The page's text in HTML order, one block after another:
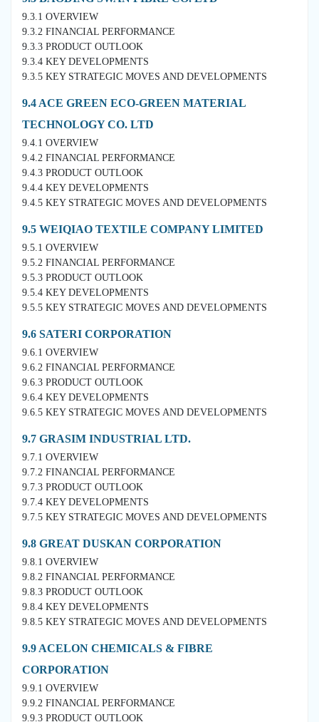
9.3.1 OVERVIEW
9.3.2 FINANCIAL PERFORMANCE
9.3.3 PRODUCT OUTLOOK
9.3.4 KEY DEVELOPMENTS
9.3.5 KEY STRATEGIC MOVES AND DEVELOPMENTS
9.4 ACE GREEN ECO-GREEN MATERIAL
TECHNOLOGY CO. LTD
9.4.1 OVERVIEW
9.4.2 FINANCIAL PERFORMANCE
9.4.3 PRODUCT OUTLOOK
9.4.4 KEY DEVELOPMENTS
9.4.5 KEY STRATEGIC MOVES AND DEVELOPMENTS
9.5 WEIQIAO TEXTILE COMPANY LIMITED
9.5.1 OVERVIEW
9.5.2 FINANCIAL PERFORMANCE
9.5.3 PRODUCT OUTLOOK
9.5.4 KEY DEVELOPMENTS
9.5.5 KEY STRATEGIC MOVES AND DEVELOPMENTS
9.6 SATERI CORPORATION
9.6.1 OVERVIEW
9.6.2 FINANCIAL PERFORMANCE
9.6.3 PRODUCT OUTLOOK
9.6.4 KEY DEVELOPMENTS
9.6.5 KEY STRATEGIC MOVES AND DEVELOPMENTS
9.7 GRASIM INDUSTRIAL LTD.
9.7.1 OVERVIEW
9.7.2 FINANCIAL PERFORMANCE
9.7.3 PRODUCT OUTLOOK
9.7.4 KEY DEVELOPMENTS
9.7.5 KEY STRATEGIC MOVES AND DEVELOPMENTS
9.8 GREAT DUSKAN CORPORATION
9.8.1 OVERVIEW
9.8.2 FINANCIAL PERFORMANCE
9.8.3 PRODUCT OUTLOOK
9.8.4 KEY DEVELOPMENTS
9.8.5 KEY STRATEGIC MOVES AND DEVELOPMENTS
9.9 ACELON CHEMICALS & FIBRE
CORPORATION
9.9.1 OVERVIEW
9.9.2 FINANCIAL PERFORMANCE
9.9.3 PRODUCT OUTLOOK